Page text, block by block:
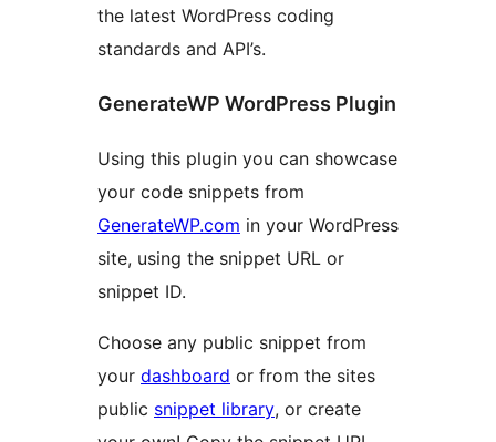
the latest WordPress coding
standards and API’s.
GenerateWP WordPress Plugin
Using this plugin you can showcase
your code snippets from
GenerateWP.com in your WordPress
site, using the snippet URL or
snippet ID.
Choose any public snippet from
your dashboard or from the sites
public snippet library, or create